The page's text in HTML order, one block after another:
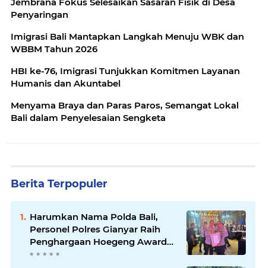
Penyaringan
Imigrasi Bali Mantapkan Langkah Menuju WBK dan
WBBM Tahun 2026
HBI ke-76, Imigrasi Tunjukkan Komitmen Layanan
Humanis dan Akuntabel
Menyama Braya dan Paras Paros, Semangat Lokal
Bali dalam Penyelesaian Sengketa
Berita Terpopuler
Harumkan Nama Polda Bali,
Personel Polres Gianyar Raih
Penghargaan Hoegeng Awards
2026